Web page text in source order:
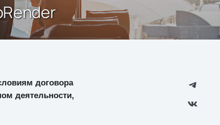
договора
деятельности,